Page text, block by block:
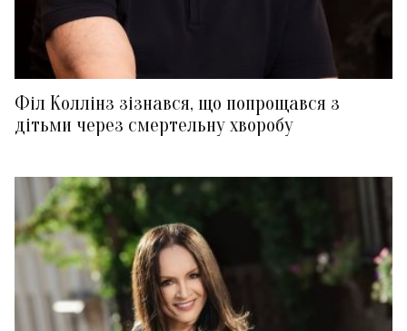
Філ Коллінз зізнався, що попрощався з
дітьми через смертельну хворобу